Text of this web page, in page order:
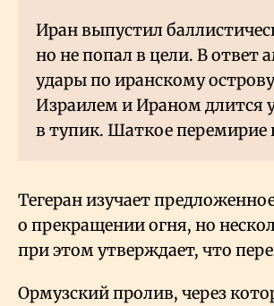
Иран выпустил
но не попал в цели. В ответ
удары по иранскому
Израилем и Ираном длится
в тупик. Шаткое перемирие
Тегеран изучает
о прекращении огня, но
при этом утверждает, что
Ормузский пролив, через